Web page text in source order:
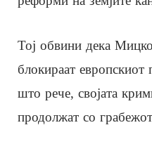
Тој обвини дека
блокираат европскиот
што рече, својата
продолжат со